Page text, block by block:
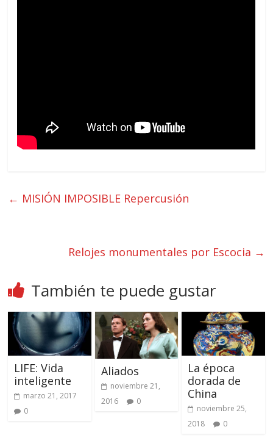
← MISIÓN IMPOSIBLE Repercusión
Relojes monumentales por Escocia →
También te puede gustar
LIFE: Vida
inteligente
marzo 21, 2017
0
Aliados
noviembre 21,
2016
0
La época
dorada de
China
noviembre 25,
2018
0